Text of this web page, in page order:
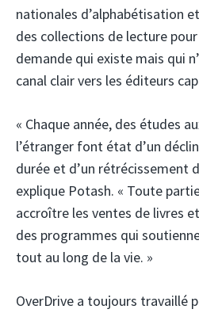
nationales d’alphabétisation
des collections de lecture
demande qui existe mais qui
canal clair vers les éditeurs
« Chaque année, des études
l’étranger font état d’un
durée et d’un rétrécissement
explique Potash. « Toute
accroître les ventes de livres
des programmes qui
tout au long de la vie. »
OverDrive a toujours travaillé